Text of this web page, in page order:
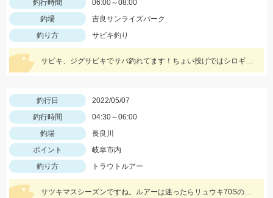
釣行時間
06:00～08:00
釣場
吉良サンライズパーク
釣り方
サビキ釣り
サビキ、ジグサビキでサバ釣れてます！ちょい投げではシロギスも！
釣行日
2022/05/07
釣行時間
04:30～06:00
釣場
長良川
ポイント
岐阜市内
釣り方
トラウトルアー
サツキマスシーズンですね。ルアーは迷ったらリュウキ70Sの鮎カラーを選択しておけば間違いないです。